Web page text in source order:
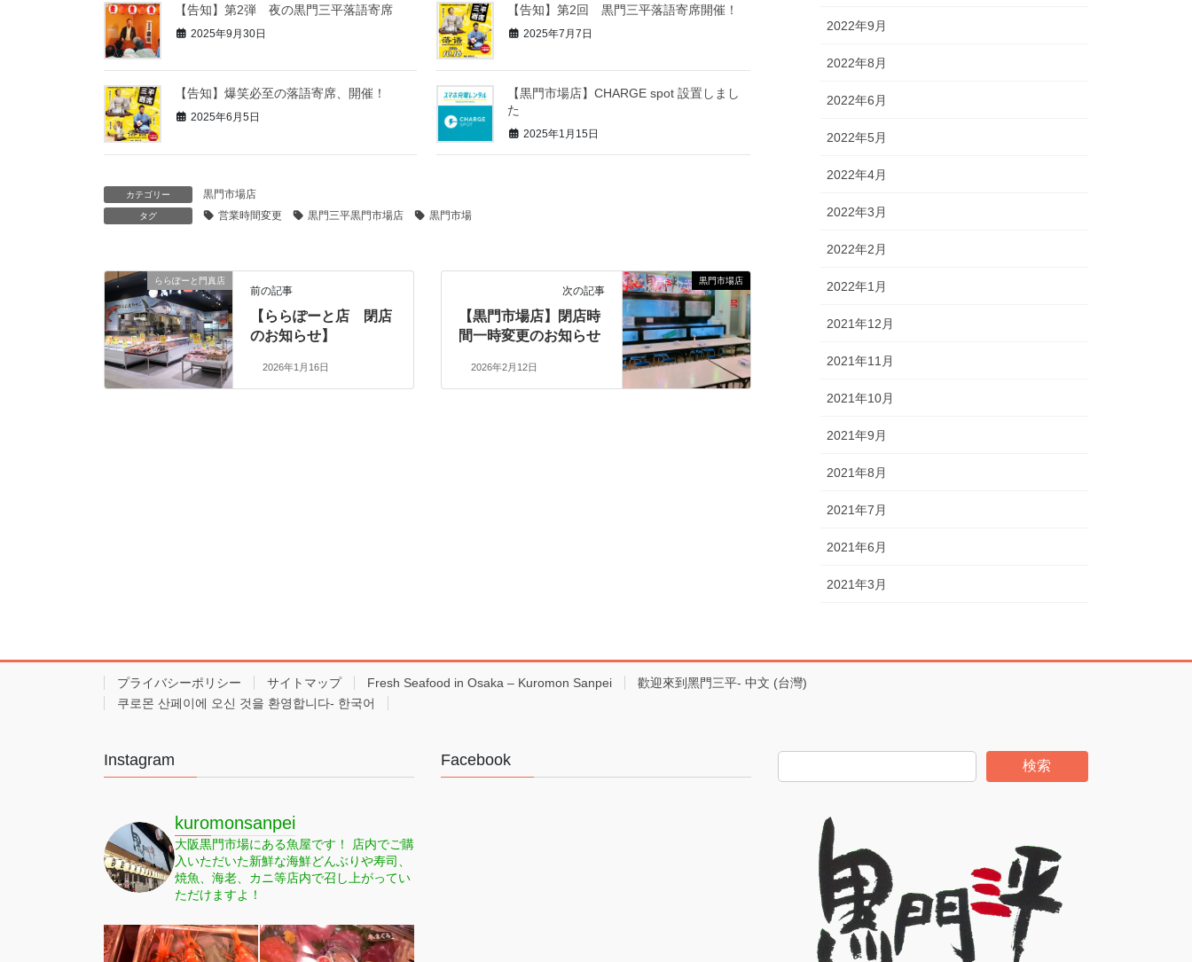
【告知】第2弾 夜の黒門三平落語寄席
2025年9月30日
【告知】第2回 黒門三平落語寄席開催！
2025年7月7日
【告知】爆笑必至の落語寄席、開催！
2025年6月5日
【黒門市場店】CHARGE spot 設置しまし
た
2025年1月15日
カテゴリー 黒門市場店
タグ 営業時間変更 黒門三平黒門市場店 黒門市場
ららぽーと門真店
前の記事
【ららぽーと店 閉店
のお知らせ】
2026年1月16日
黒門市場店
次の記事
【黒門市場店】閉店時
間一時変更のお知らせ
2026年2月12日
2022年9月
2022年8月
2022年6月
2022年5月
2022年4月
2022年3月
2022年2月
2022年1月
2021年12月
2021年11月
2021年10月
2021年9月
2021年8月
2021年7月
2021年6月
2021年3月
プライバシーポリシー サイトマップ Fresh Seafood in Osaka – Kuromon Sanpei
歡迎來到黑門三平- 中文 (台灣)
쿠로몬 산페이에 오신 것을 환영합니다- 한국어
Instagram
kuromonsanpei
大阪黒門市場にある魚屋です！
店内でご購
入いただいた新鮮な海鮮どんぶりや寿司、
焼魚、海老、カニ等店内で召し上がってい
ただけますよ！
Facebook 検索